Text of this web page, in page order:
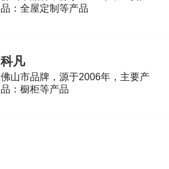
品：全屋定制等产品
科凡
佛山市品牌，源于2006年，主要产
品：橱柜等产品